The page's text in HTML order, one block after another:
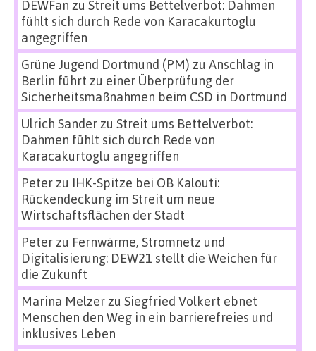
DEWFan zu Streit ums Bettelverbot: Dahmen
fühlt sich durch Rede von Karacakurtoglu
angegriffen
Grüne Jugend Dortmund (PM) zu Anschlag in
Berlin führt zu einer Überprüfung der
Sicherheitsmaßnahmen beim CSD in Dortmund
Ulrich Sanderzu Streit ums Bettelverbot:
Dahmen fühlt sich durch Rede von
Karacakurtoglu angegriffen
Peterzu IHK-Spitze bei OB Kalouti:
Rückendeckung im Streit um neue
Wirtschaftsflächen der Stadt
Peterzu Fernwärme, Stromnetz und
Digitalisierung: DEW21 stellt die Weichen für
die Zukunft
Marina Melzerzu Siegfried Volkert ebnet
Menschen den Weg in ein barrierefreies und
inklusives Leben